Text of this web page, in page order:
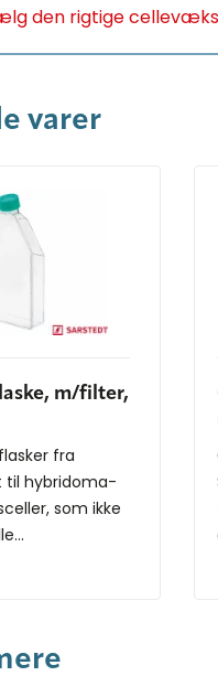
den rigtige
varer
m/filter,
fra
til hybridoma-
som ikke